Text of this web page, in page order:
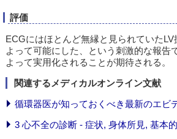
評価
ECGにはほとんど無縁と見られていた
よって可能にした、という刺激的な報告
よって実用化されることが期待される。
関連するメディカルオンライン文献
循環器医が知っておくべき最新のエビ
3 心不全の診断 - 症状, 身体所見, 基本